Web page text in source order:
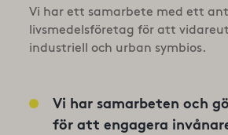
Vi har ett samarbete med ett
livsmedelsföretag för att
industriell och urban symbios.
Vi har samarbeten och
för att engagera